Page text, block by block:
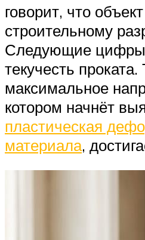
говорит, что
строительному
Следующие цифры
текучесть проката.
максимальное
котором начнёт
пластическая
материала,